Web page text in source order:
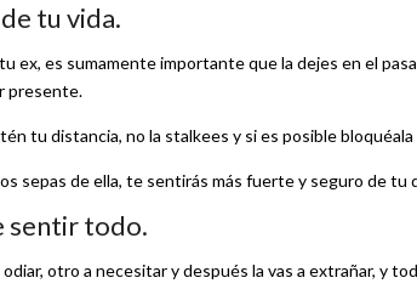
tu vida.
ex, es sumamente importante que la dejes en el
presente.
tu distancia, no la stalkees y si es posible
sepas de ella, te sentirás más fuerte y seguro de tu
sentir todo.
odiar, otro a necesitar y después la vas a extrañar, y